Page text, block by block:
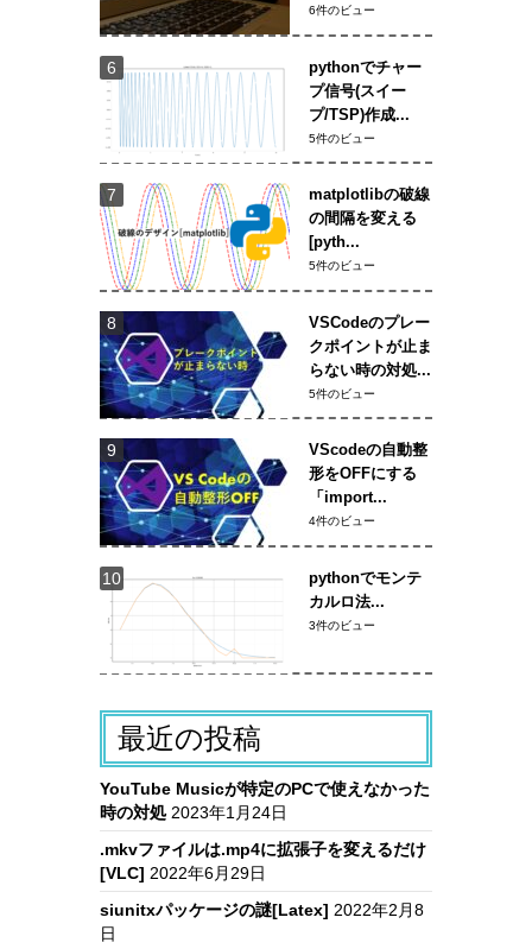
6件のビュー
pythonでチャー
プ信号(スイー
プ/TSP)作成...
5件のビュー
matplotlibの破線
の間隔を変える
[pyth...
5件のビュー
VSCodeのプレー
クポイントが止ま
らない時の対処...
5件のビュー
VScodeの自動整
形をOFFにする
「import...
4件のビュー
pythonでモンテ
カルロ法...
3件のビュー
最近の投稿
YouTube Musicが特定のPCで使えなかった
時の対処 2023年1月24日
.mkvファイルは.mp4に拡張子を変えるだけ
[VLC] 2022年6月29日
siunitxパッケージの謎[Latex] 2022年2月8
日